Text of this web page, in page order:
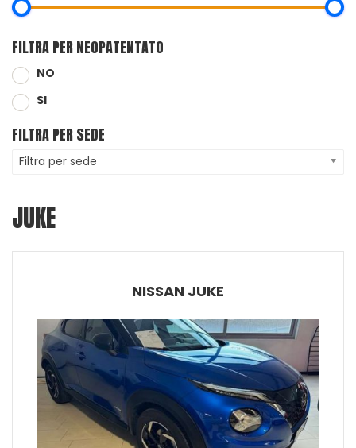
FILTRA PER NEOPATENTATO
NO
SI
FILTRA PER SEDE
Filtra per sede
JUKE
NISSAN JUKE